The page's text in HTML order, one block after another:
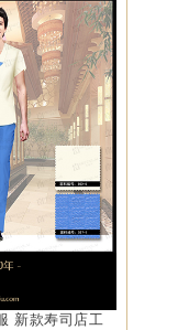
新款寿司店工